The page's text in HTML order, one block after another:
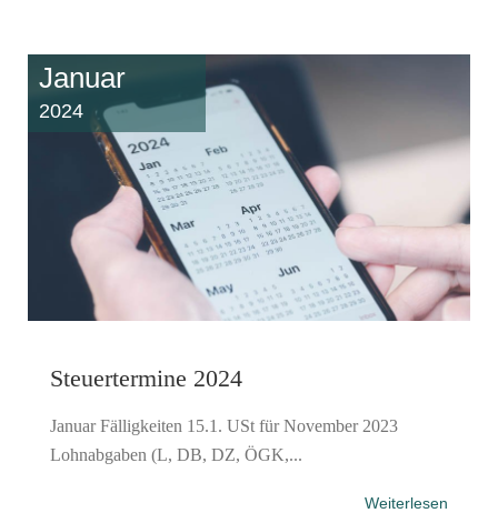
Januar
2024
Steuertermine 2024
Januar Fälligkeiten 15.1. USt für November 2023
Lohnabgaben (L, DB, DZ, ÖGK,...
Weiterlesen